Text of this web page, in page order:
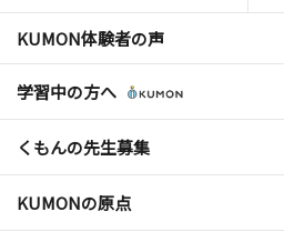
KUMON体験者の声
学習中の方へ
くもんの先生募集
KUMONの原点